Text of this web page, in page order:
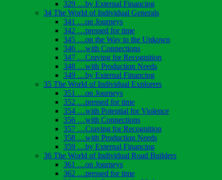
329 …by External Financing
34 The World of Individual Generals
341 …on Journeys
342 …pressed for time
345 …on the Way to the Unkown
346 …with Connections
347 …Craving for Recognition
348 …with Production Needs
349 …by External Financing
35 The World of Individual Explorers
351 …on Journeys
352 …pressed for time
354 …with Potential for Violence
356 …with Connections
357 …Craving for Recognition
358 …with Production Needs
359 …by External Financing
36 The World of Individual Road Builders
361 …on Journeys
362 …pressed for time